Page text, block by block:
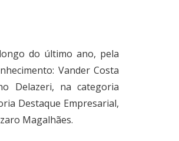
do último ano, pela
Vander Costa
Delazeri, na categoria
Destaque Empresarial,
Magalhães.